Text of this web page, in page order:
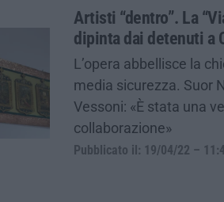
Artisti “dentro”. La
dipinta dai detenuti a
L’opera abbellisce la
media sicurezza. Suor
Vessoni: «È stata una
collaborazione»
Pubblicato il: 19/04/22 –